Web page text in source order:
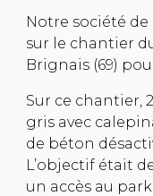
Notre société
sur le chantier
Brignais (69)
Sur ce chantier,
gris avec
de béton
L’objectif était
un accès au